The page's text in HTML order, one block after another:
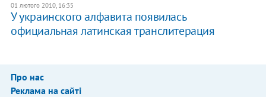
01 лютого 2010, 16:35
У украинского алфавита появилась
официальная латинская транслитерация
Про нас
Реклама на сайті